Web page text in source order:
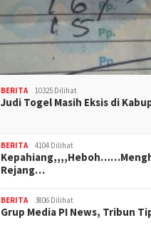
BERITA 10325 Dilihat
Judi Togel Masih Eksis di
BERITA 4104 Dilihat
Rejang…
BERITA 3806 Dilihat
Grup Media PI News, Tribun